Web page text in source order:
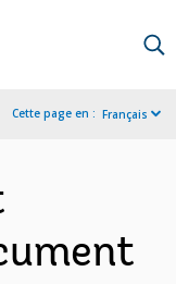
Cette page en : Français